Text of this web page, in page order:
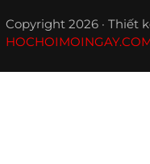
Copyright 2026 · Thiết